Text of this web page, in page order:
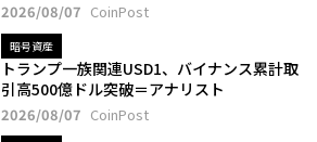
2026/08/07 CoinPost
暗号資産
トランプ一族関連USD1、バイナンス累計取
引高500億ドル突破＝アナリスト
2026/08/07 CoinPost